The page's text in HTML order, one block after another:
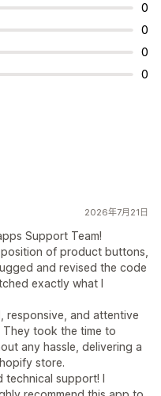
0
0
0
0
2026年7月21日
Support Team!
position of product buttons,
and revised the code
exactly what I
responsive, and attentive
They took the time to
any hassle, delivering a
store.
support! I